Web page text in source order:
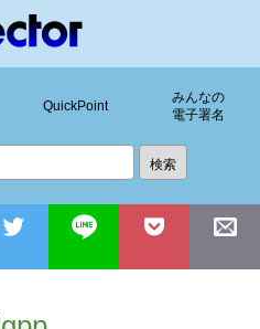
QuickPoint
みんなの
電子署名